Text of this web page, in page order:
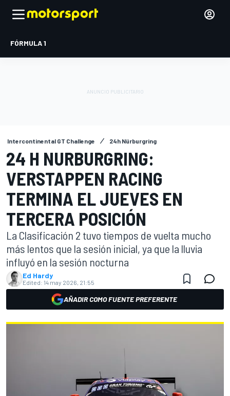
FÓRMULA 1
Intercontinental GT Challenge 24h Nürburgring
24 H NURBURGRING:
VERSTAPPEN RACING
TERMINA EL JUEVES EN
TERCERA POSICIÓN
La Clasificación 2 tuvo tiempos de vuelta mucho
más lentos que la sesión inicial, ya que la lluvia
influyó en la sesión nocturna
Ed Hardy
Edited: 14 may 2026, 21:55
AÑADIR COMO FUENTE PREFERENTE